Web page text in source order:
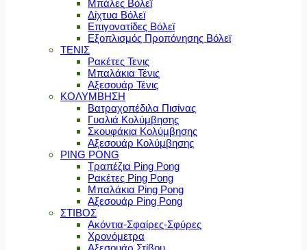
Μπάλες Βόλεϊ
Δίχτυα Βόλεϊ
Επιγονατίδες Βόλεϊ
Εξοπλισμός Προπόνησης Βόλεϊ
ΤΕΝΙΣ
Ρακέτες Τενις
Μπαλάκια Τένις
Αξεσουάρ Τένις
ΚΟΛΥΜΒΗΣΗ
Βατραχοπέδιλα Πισίνας
Γυαλιά Κολύμβησης
Σκουφάκια Κολύμβησης
Αξεσουάρ Κολύμβησης
PING PONG
Τραπέζια Ping Pong
Ρακέτες Ping Pong
Μπαλάκια Ping Pong
Αξεσουάρ Ping Pong
ΣΤΙΒΟΣ
Ακόντια-Σφαίρες-Σφύρες
Χρονόμετρα